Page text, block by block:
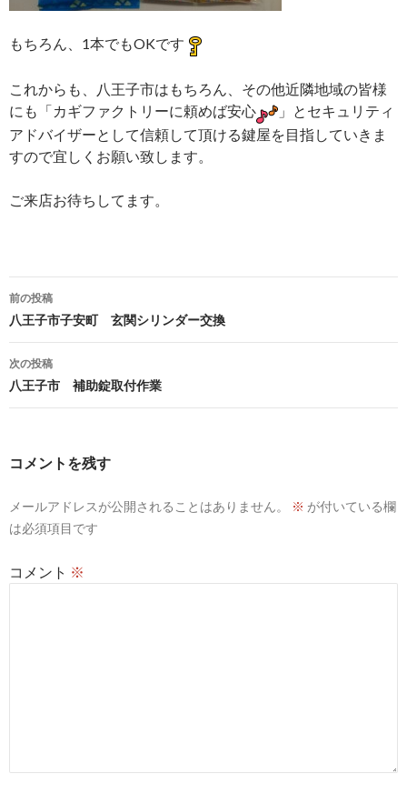
もちろん、1本でもOKです
これからも、八王子市はもちろん、その他近隣地域の皆様
にも「カギファクトリーに頼めば安心
」とセキュリティ
アドバイザーとして信頼して頂ける鍵屋を目指していきま
すので宜しくお願い致します。
ご来店お待ちしてます。
投
稿
ナ
ビ
ゲ
ョ
前の投稿
八王子市子安町 玄関シリンダー交換
次の投稿
八王子市 補助錠取付作業
コメントを残す
メールアドレスが公開されることはありません。 ※ が付いている欄
は必須項目です
コメント ※